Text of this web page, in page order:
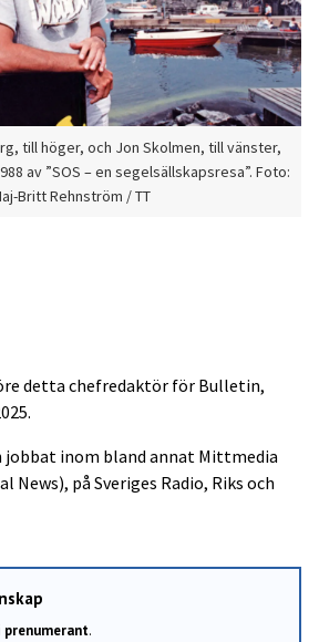
till höger, och Jon Skolmen, till vänster,
av ”SOS – en segelsällskapsresa”. Foto:
Britt Rehnström / TT
detta chefredaktör för Bulletin,
jobbat inom bland annat Mittmedia
News), på Sveriges Radio, Riks och
prenumerant.